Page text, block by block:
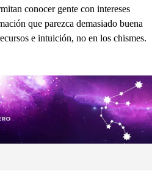
conocer gente con intereses
que parezca demasiado buena
e intuición, no en los chismes.